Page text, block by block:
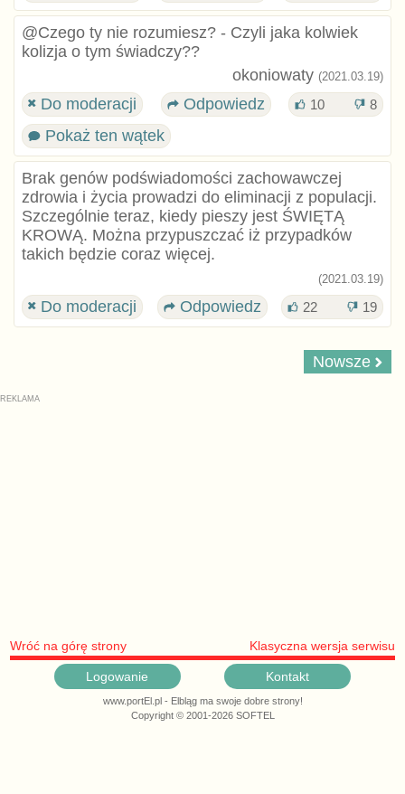
@Czego ty nie rozumiesz? - Czyli jaka kolwiek
kolizja o tym świadczy??
okoniowaty (2021.03.19)
Do moderacji Odpowiedz 10 8
Pokaż ten wątek
Brak genów podświadomości zachowawczej
zdrowia i życia prowadzi do eliminacji z populacji.
Szczególnie teraz, kiedy pieszy jest ŚWIĘTĄ
KROWĄ. Można przypuszczać iż przypadków
takich będzie coraz więcej.
(2021.03.19)
Do moderacji Odpowiedz 22 19
Nowsze
Wróć na górę strony Klasyczna wersja serwisu
Logowanie Kontakt
www.portEl.pl - Elbląg ma swoje dobre strony!
Copyright © 2001-2026 SOFTEL